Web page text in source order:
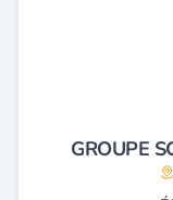
GROUPE